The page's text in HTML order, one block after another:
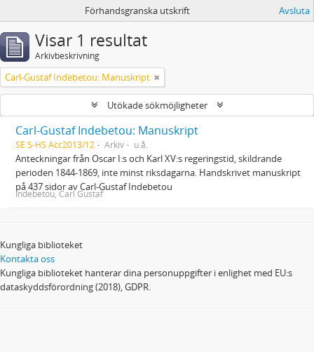
Förhandsgranska utskrift Avsluta
Visar 1 resultat
Arkivbeskrivning
Carl-Gustaf Indebetou: Manuskript
Utökade sökmöjligheter
Carl-Gustaf Indebetou: Manuskript
SE S-HS Acc2013/12 Arkiv u.å.
Anteckningar från Oscar I:s och Karl XV:s regeringstid, skildrande
perioden 1844-1869, inte minst riksdagarna. Handskrivet manuskript
på 437 sidor av Carl-Gustaf Indebetou
Indebetou, Carl Gustaf
Kungliga biblioteket
Kontakta oss
Kungliga biblioteket hanterar dina personuppgifter i enlighet med EU:s
dataskyddsförordning (2018), GDPR.